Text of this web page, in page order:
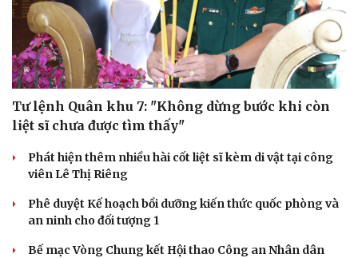
Du lịch
Tư vấn
Săn Tour
check-in
Podcast
Câu chuyện thời sự
Đọc truyện đêm khuya
Cửa sổ tình yêu
Kể chuyện cho bé
Hạt giống tâm hồn
Tư lệnh Quân khu 7: "Không dừng bước khi còn
liệt sĩ chưa được tìm thấy"
Phát hiện thêm nhiều hài cốt liệt sĩ kèm di vật tại công
viên Lê Thị Riêng
Phê duyệt Kế hoạch bồi dưỡng kiến thức quốc phòng và
an ninh cho đối tượng 1
Bế mạc Vòng Chung kết Hội thao Công an Nhân dân